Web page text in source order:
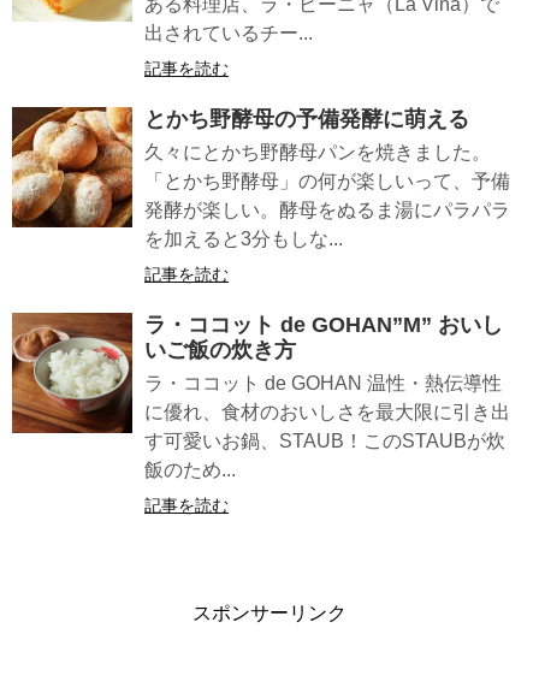
ある料理店、ラ・ビーニャ（La Viña）で
出されているチー...
記事を読む
とかち野酵母の予備発酵に萌える
久々にとかち野酵母パンを焼きました。
「とかち野酵母」の何が楽しいって、予備
発酵が楽しい。酵母をぬるま湯にパラパラ
を加えると3分もしな...
記事を読む
ラ・ココット de GOHAN”M” おいし
いご飯の炊き方
ラ・ココット de GOHAN 温性・熱伝導性
に優れ、食材のおいしさを最大限に引き出
す可愛いお鍋、STAUB！このSTAUBが炊
飯のため...
記事を読む
スポンサーリンク